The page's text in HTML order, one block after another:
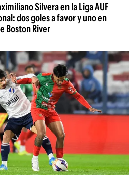
Silvera en la Liga AUF
dos goles a favor y uno en
Boston River